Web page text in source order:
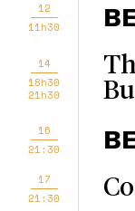
12
11h30
14
18h30
21h30
16
21:30
17
21:30